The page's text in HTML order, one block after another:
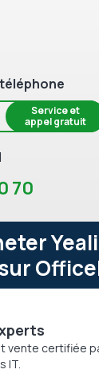
Service et
appel gratuit
70
vente certifiée
IT.